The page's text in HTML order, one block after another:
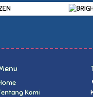
Kami